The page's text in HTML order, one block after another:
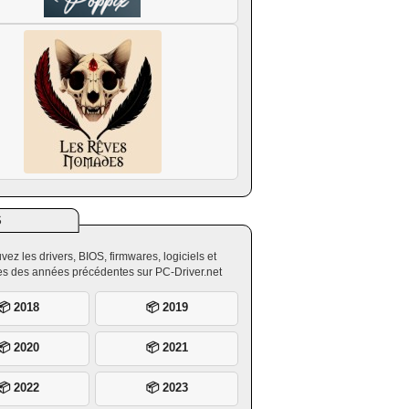
les drivers, BIOS, firmwares, logiciels et
des années précédentes sur PC-Driver.net
2018 📦 2019
2020 📦 2021
2022 📦 2023